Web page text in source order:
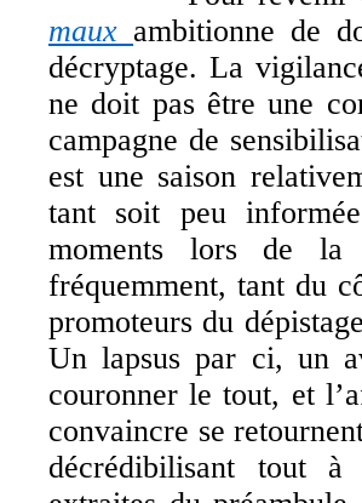
maux ambitionne de
décryptage. La
ne doit pas être une
campagne de
est une saison
tant soit peu
moments lors de la
fréquemment, tant du
promoteurs du
Un lapsus par ci, un
couronner le tout, et
convaincre se
décrédibilisant tout